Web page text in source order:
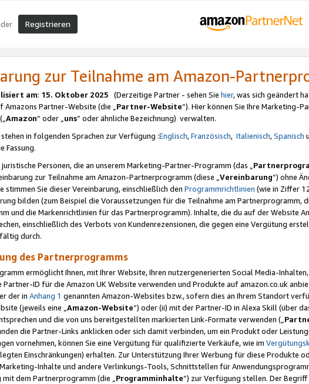
Registrieren
zur Teilnahme am Amazon-
am: 15. Oktober 2025 (Derzeitige Partner - sehen Sie hier, was sich geändert
Amazons Partner-Website (die „Partner-Website“). Hier können Sie Ihre Marketing-
Amazon“ oder „uns“ oder ähnliche Bezeichnung) verwalten.
in folgenden Sprachen zur Verfügung :Englisch,Französisch, Italienisch,Spanisch
Fassung.
Personen, die an unserem Marketing-Partner-Programm (das „
zur Teilnahme am Amazon-Partnerprogramm (diese „Vereinbarung“) ohne
stimmen Sie dieser Vereinbarung, einschließlich den Programmrichtlinien (wie in Ziffer
bilden (zum Beispiel die Voraussetzungen für die Teilnahme am
und die Markenrichtlinien für das Partnerprogramm). Inhalte, die du auf der Website
einschließlich des Verbots von Kundenrezensionen, die gegen eine Vergütung
durch.
des Partnerprogramms
ermöglicht Ihnen, mit Ihrer Website, Ihren nutzergenerierten Social Media-
Partner-ID für die Amazon UK Website verwenden und Produkte auf amazon.co.uk
der in Anhang 1 genannten Amazon-Websites bzw., sofern dies an Ihrem Standort
(jeweils eine „ Amazon-Website“) oder (ii) mit der Partner-ID in Alexa Skill (über
und die von uns bereitgestellten markierten Link-Formate verwenden („
die Partner-Links anklicken oder sich damit verbinden, um ein Produkt oder
vornehmen, können Sie eine Vergütung für qualifizierte Verkäufe, wie im
Einschränkungen) erhalten. Zur Unterstützung Ihrer Werbung für diese Produkte
Inhalte und andere Verlinkungs-Tools, Schnittstellen für
mit dem Partnerprogramm (die „ Programminhalte“) zur Verfügung stellen. Der